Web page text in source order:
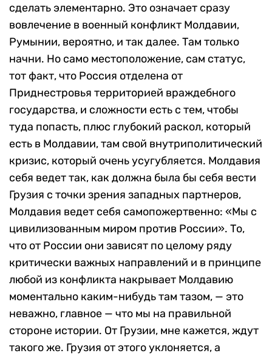
сделать элементарно. Это означает сразу
вовлечение в военный конфликт Молдавии,
Румынии, вероятно, и так далее. Там только
начни. Но само местоположение, сам статус,
тот факт, что Россия отделена от
Приднестровья территорией враждебного
государства, и сложности есть с тем, чтобы
туда попасть, плюс глубокий раскол, который
есть в Молдавии, там свой внутриполитический
кризис, который очень усугубляется. Молдавия
себя ведет так, как должна была бы себя вести
Грузия с точки зрения западных партнеров,
Молдавия ведет себя самопожертвенно: «Мы с
цивилизованным миром против России». То,
что от России они зависят по целому ряду
критически важных направлений и в принципе
любой из конфликта накрывает Молдавию
моментально каким-нибудь там тазом, — это
неважно, главное — что мы на правильной
стороне истории. От Грузии, мне кажется, ждут
такого же. Грузия от этого уклоняется, а